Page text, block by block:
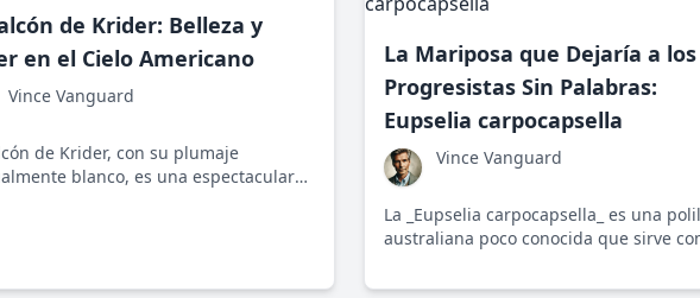
de Krider: Belleza y
en el Cielo Americano
Vince Vanguard
de Krider, con su plumaje
blanco, es una espectacular
La Mariposa que Dejaría a los
Progresistas Sin Palabras:
Eupselia carpocapsella
Vince Vanguard
La _Eupselia carpocapsella_ es una
australiana poco conocida que sirve
ciertas especies oculta otras. Una